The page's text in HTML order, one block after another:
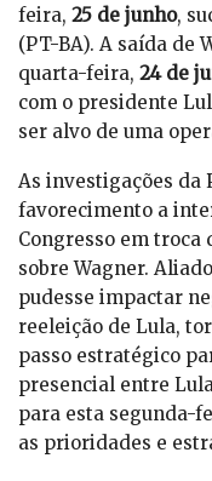
feira, 25 de junho,
(PT-BA). A saída de
quarta-feira, 24 de
com o presidente
ser alvo de uma
As investigações da
favorecimento a
Congresso em troca
sobre Wagner.
pudesse impactar
reeleição de Lula,
passo estratégico
presencial entre
para esta segunda-
as prioridades e